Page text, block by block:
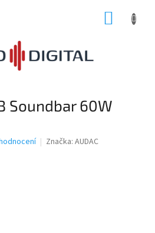
Soundbar 60W
Značka: AUDAC